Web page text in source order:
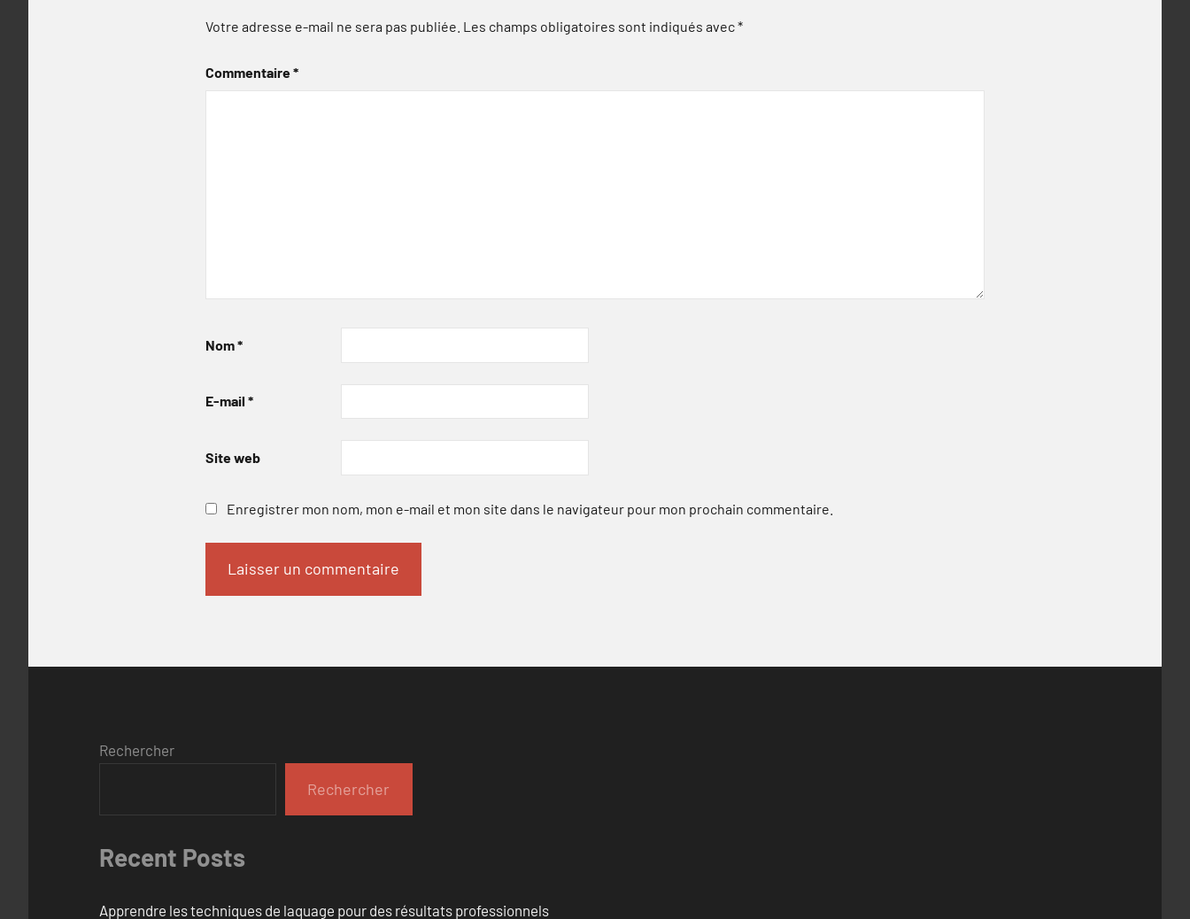
Votre adresse e-mail ne sera pas publiée. Les champs obligatoires sont indiqués avec*
Commentaire*
Nom*
E-mail *
Site web
Enregistrer mon nom, mon e-mail et mon site dans le navigateur pour mon prochain commentaire.
Rechercher
Rechercher
Recent Posts
Apprendre les techniques de laquage pour des résultats professionnels